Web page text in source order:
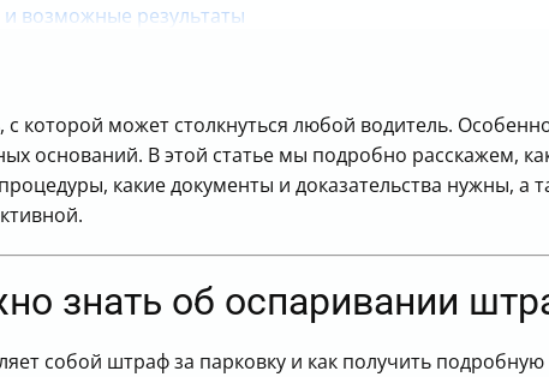
возможные результаты
для успешного оспаривания
которой может столкнуться любой водитель.
оснований. В этой статье мы подробно расскажем,
какие документы и доказательства нужны, а
знать об оспаривании
собой штраф за парковку и как получить